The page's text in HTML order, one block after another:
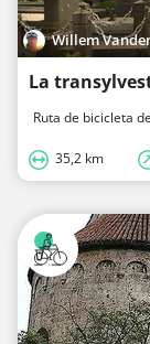
Willem
La
Ruta de bicicleta
35,2 km